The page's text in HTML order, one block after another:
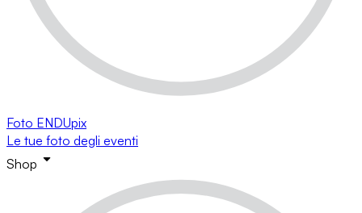
Foto ENDUpix
Le tue foto degli eventi
Shop